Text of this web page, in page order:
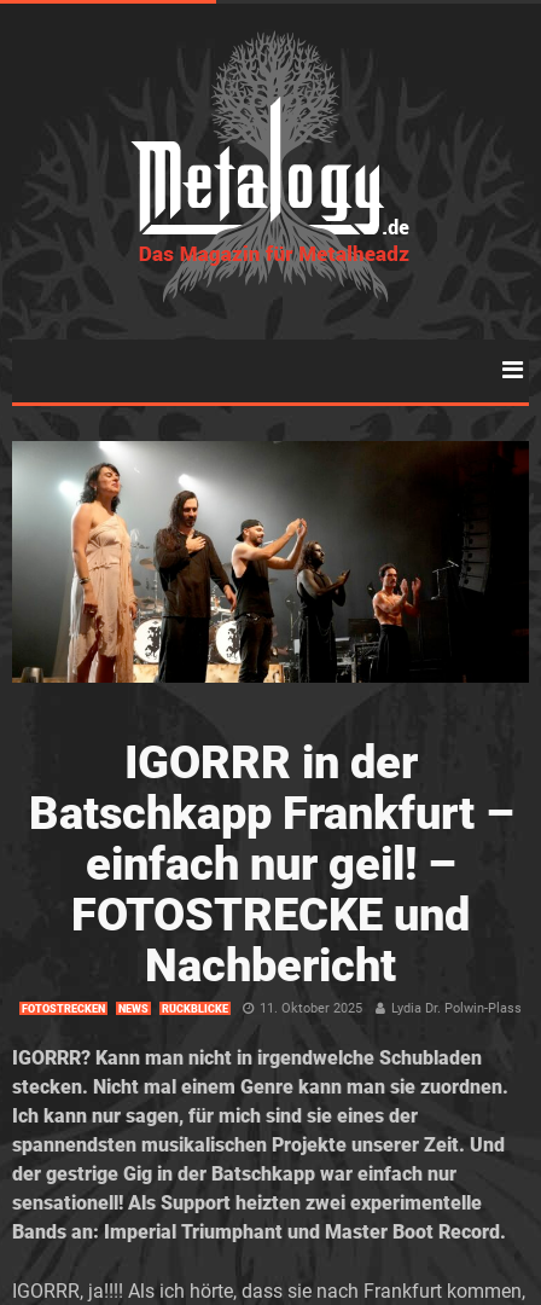
IGORRR in der
Batschkapp Frankfurt –
einfach nur geil! –
FOTOSTRECKE und
Nachbericht
FOTOSTRECKEN NEWS RÜCKBLICKE 11. Oktober 2025 Lydia Dr. Polwin-Plass
IGORRR? Kann man nicht in irgendwelche Schubladen
stecken. Nicht mal einem Genre kann man sie zuordnen.
Ich kann nur sagen, für mich sind sie eines der
spannendsten musikalischen Projekte unserer Zeit. Und
der gestrige Gig in der Batschkapp war einfach nur
sensationell! Als Support heizten zwei experimentelle
Bands an: Imperial Triumphant und Master Boot Record.
IGORRR, ja!!!! Als ich hörte, dass sie nach Frankfurt kommen,